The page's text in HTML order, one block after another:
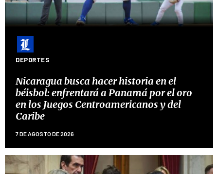
DEPORTES
Nicaragua busca hacer historia en el
béisbol: enfrentará a Panamá por el oro
en los Juegos Centroamericanos y del
Caribe
7 DE AGOSTO DE 2026